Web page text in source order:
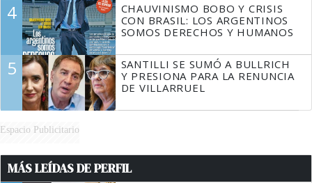
4
CHAUVINISMO BOBO Y CRISIS
CON BRASIL: LOS ARGENTINOS
SOMOS DERECHOS Y HUMANOS
5
SANTILLI SE SUMÓ A BULLRICH
Y PRESIONA PARA LA RENUNCIA
DE VILLARRUEL
Espacio Publicitario
MÁS LEÍDAS DE PERFIL